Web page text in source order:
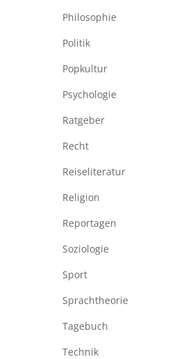
Philosophie
Politik
Popkultur
Psychologie
Ratgeber
Recht
Reiseliteratur
Religion
Reportagen
Soziologie
Sport
Sprachtheorie
Tagebuch
Technik